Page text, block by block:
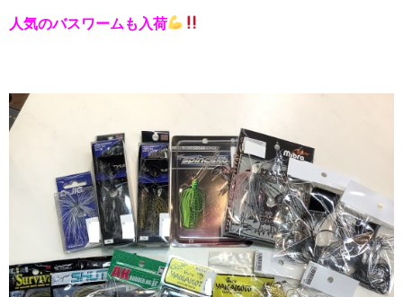
人気のバスワームも入荷